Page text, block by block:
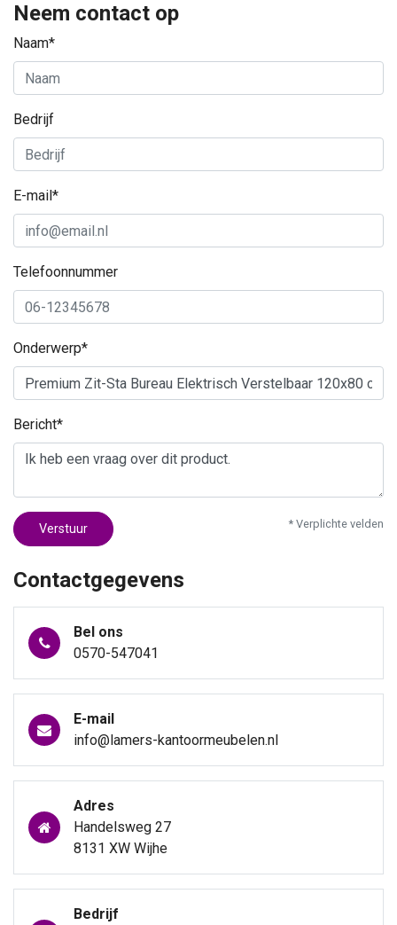
Neem contact op
Naam*
Bedrijf
E-mail*
Telefoonnummer
Onderwerp*
Bericht*
Verstuur * Verplichte velden
Contactgegevens
Bel ons
0570-547041
E-mail
info@lamers-kantoormeubelen.nl
Adres
Handelsweg 27
8131 XW Wijhe
Bedrijf